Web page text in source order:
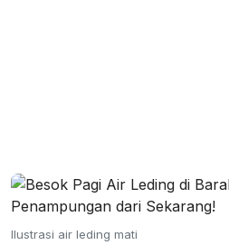
Ilustrasi air leding mati